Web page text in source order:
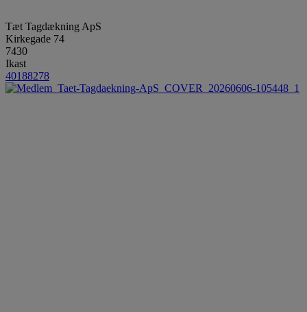
Tæt Tagdækning ApS
Kirkegade 74
7430
Ikast
40188278